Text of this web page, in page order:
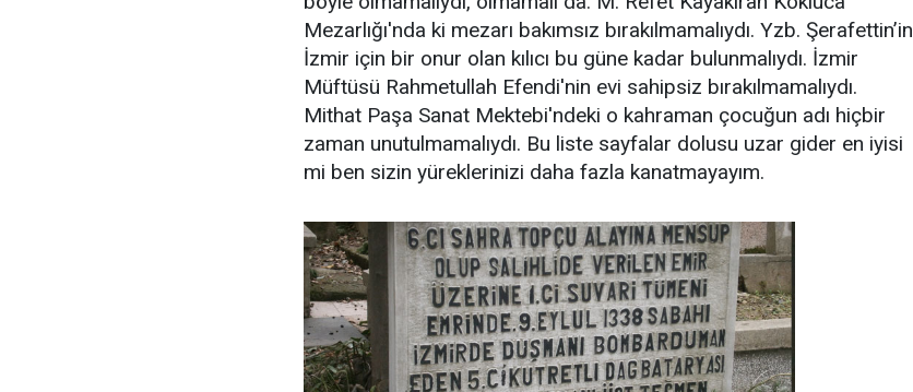
Mezarlığı'nda ki mezarı bakımsız bırakılmamalıydı. Yzb. Şerafettin’in
İzmir için bir onur olan kılıcı bu güne kadar bulunmalıydı. İzmir
Müftüsü Rahmetullah Efendi'nin evi sahipsiz bırakılmamalıydı.
Mithat Paşa Sanat Mektebi'ndeki o kahraman çocuğun adı hiçbir
zaman unutulmamalıydı. Bu liste sayfalar dolusu uzar gider en iyisi
mi ben sizin yüreklerinizi daha fazla kanatmayayım.